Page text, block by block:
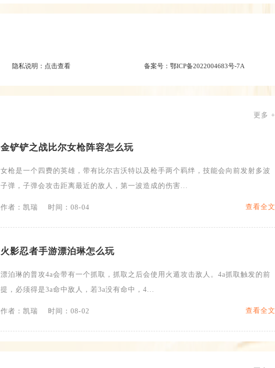
隐私说明： 点击查看 备案号： 鄂ICP备2022004683号-7A
更多 +
金铲铲之战比尔女枪阵容怎么玩
女枪是一个四费的英雄，带有比尔吉沃特以及枪手两个羁绊，技能会向前发射多波
子弹，子弹会攻击距离最近的敌人，第一波造成的伤害...
作者：凯瑞 时间：08-04 查看全文
火影忍者手游漂泊琳怎么玩
漂泊琳的普攻4a会带有一个抓取，抓取之后会使用火遁攻击敌人。4a抓取触发的前
提，必须得是3a命中敌人，若3a没有命中，4...
作者：凯瑞 时间：08-02 查看全文